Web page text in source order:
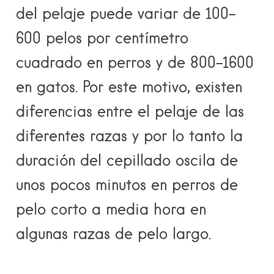
del pelaje puede variar de 100-
600 pelos por centímetro
cuadrado en perros y de 800-1600
en gatos. Por este motivo, existen
diferencias entre el pelaje de las
diferentes razas y por lo tanto la
duración del cepillado oscila de
unos pocos minutos en perros de
pelo corto a media hora en
algunas razas de pelo largo.